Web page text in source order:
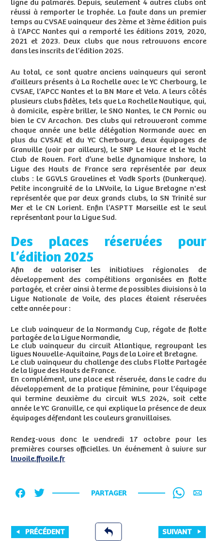
ligne du palmarès. Depuis, seulement 4 autres clubs ont
réussi à remporter le trophée. La faute dans un premier
temps au CVSAE vainqueur des 2ème et 3ème édition puis
à l’APCC Nantes qui a remporté les éditions 2019, 2020,
2021 et 2023. Deux clubs que nous retrouvons encore
dans les inscrits de l’édition 2025.
Au total, ce sont quatre anciens vainqueurs qui seront
d’ailleurs présents à La Rochelle avec le YC Cherbourg, le
CVSAE, l’APCC Nantes et la BN Mare et Vela. A leurs côtés
plusieurs clubs fidèles, tels que La Rochelle Nautique, qui,
à domicile, espère briller, le SNO Nantes, le CN Pornic ou
bien le CV Arcachon. Des clubs qui retrouveront comme
chaque année une belle délégation Normande avec en
plus du CVSAE et du YC Cherbourg, deux équipages de
Granville (voir par ailleurs), le SNP Le Havre et le Yacht
Club de Rouen. Fort d’une belle dynamique Inshore, la
Ligue des Hauts de France sera représentée par deux
clubs : le GGVLS Gravelines et Vadk Sports (Dunkerque).
Petite incongruité de la LNVoile, la Ligue Bretagne n'est
représentée que par deux grands clubs, la SN Trinité sur
Mer et le CN Lorient. Enfin l’ASPTT Marseille est le seul
représentant pour la Ligue Sud.
Des places réservées pour
l’édition 2025
Afin de valoriser les initiatives régionales de
développement des compétitions organisées en flotte
partagée, et créer ainsi à terme de possibles divisions à la
Ligue Nationale de Voile, des places étaient réservées
cette année pour :
Le club vainqueur de la Normandy Cup, régate de flotte
partagée de la Ligue Normandie,
Le club vainqueur du circuit Atlantique, regroupant les
ligues Nouvelle-Aquitaine, Pays de la Loire et Bretagne.
Le club vainqueur du challenge des clubs Flotte Partagée
de la ligue des Hauts de France.
En complément, une place est réservée, dans le cadre du
développement de la pratique féminine, pour l’équipage
qui termine deuxième du circuit WLS 2024, soit cette
année le YC Granville, ce qui explique la présence de deux
équipages défendant les couleurs granvillaises.
Rendez-vous donc le vendredi 17 octobre pour les
premières courses officielles. Un événement à suivre sur
lnvoile.ffvoile.fr
PARTAGER
PRÉCÉDENT SUIVANT